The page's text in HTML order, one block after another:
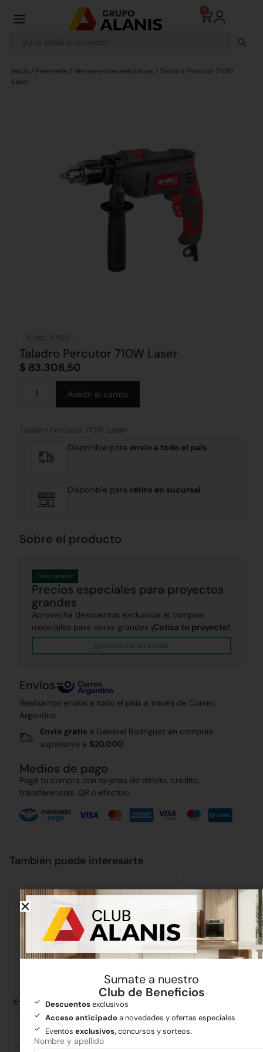
0
Inicio / Ferretería / Herramientas eléctricas / Taladro Percutor 710W
Laser
Cod: 3763
Taladro Percutor 710W Laser
$ 83.308,50
Añadir al carrito
Taladro Percutor 710W Laser
Disponible para envío a todo el país
Disponible para retiro en sucursal
Sobre el producto
Precios especiales para proyectos
grandes
¡Descuentos!
Aprovecha descuentos exclusivos al comprar
materiales para obras grandes ¡Cotiza tu proyecto!
Contactar un asesor
Envíos
Realizamos envíos a todo el país a través de Correo
Argentino
Envío gratis a General Rodríguez en compras
superiores a $20.000
Medios de pago
Pagá tu compra con tarjetas de débito, crédito,
transferencias, QR o efectivo.
También puede interesarte
Ferretería Ferretería
Sumate a nuestro
Club de Beneficios
Descuentosexclusivos
Acceso anticipadoa novedades y ofertas especiales
Eventos exclusivos,concursos y sorteos.
Nombre y apellido